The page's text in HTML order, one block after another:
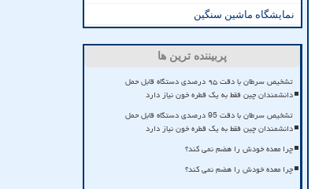
نمایشگاه ماشین سنگین
پربیننده ترین ها
تشخیص سرطان با دقت ۹۵ درصدی دستگاه قابل حمل
دانشمندان چین فقط به یک قطره خون نیاز دارد
تشخیص سرطان با دقت 95 درصدی دستگاه قابل حمل
دانشمندان چین فقط به یک قطره خون نیاز دارد
چرا معده خودش را هضم نمی کند؟
چرا معده خودش را هضم نمی کند؟